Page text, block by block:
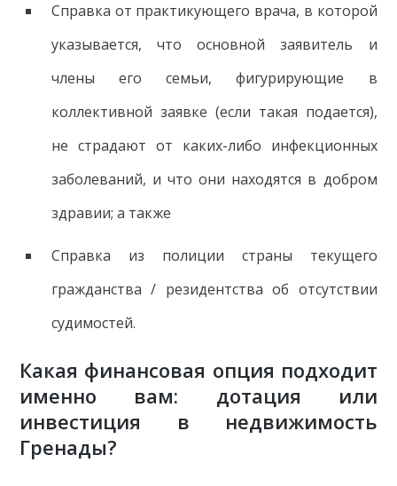
Справка от практикующего врача, в которой
указывается, что основной заявитель и
члены его семьи, фигурирующие в
коллективной заявке (если такая подается),
не страдают от каких-либо инфекционных
заболеваний, и что они находятся в добром
здравии; а также
Справка из полиции страны текущего
гражданства / резидентства об отсутствии
судимостей.
Какая финансовая опция подходит
именно вам: дотация или
инвестиция в недвижимость
Гренады?